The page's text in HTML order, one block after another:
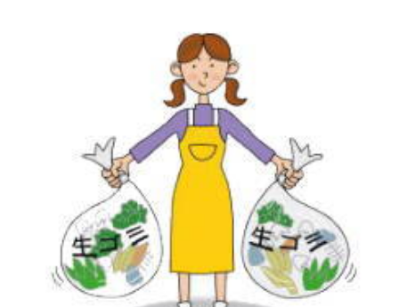
でご活用いただければ幸いです。平成25年4月1日から...